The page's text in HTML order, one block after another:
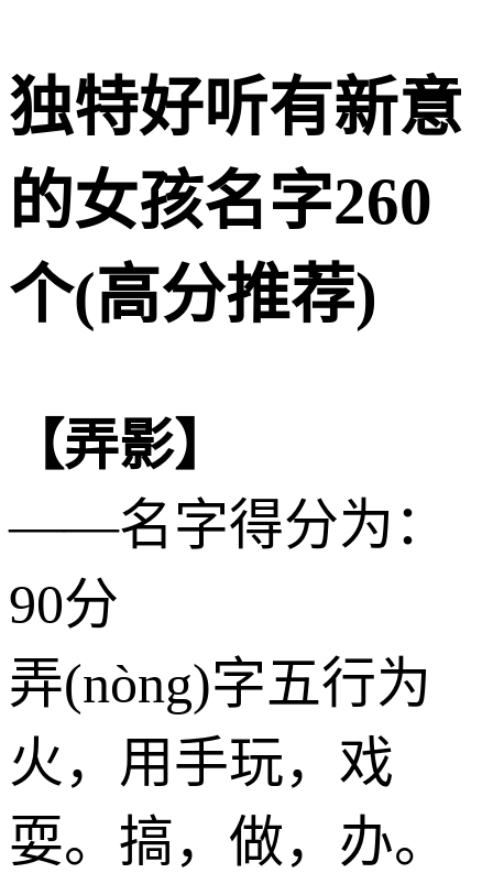
独特好听有新意
的女孩名字260
个(高分推荐)
【弄影】
——名字得分为：
90分
弄(nòng)字五行为
火 ，用手玩，戏
耍。搞，做，办。